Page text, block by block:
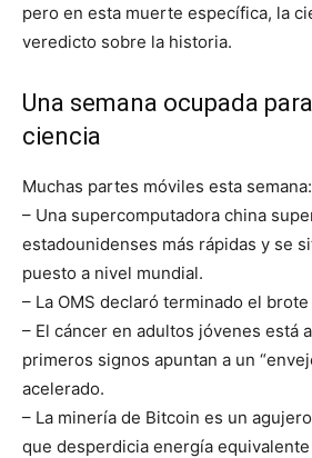
pero en esta muerte específica, la
veredicto sobre la historia.
Una semana ocupada
ciencia
Muchas partes móviles esta semana:
– Una supercomputadora china
estadounidenses más rápidas y se
puesto a nivel mundial.
– La OMS declaró terminado el
– El cáncer en adultos jóvenes está
primeros signos apuntan a un
acelerado.
– La minería de Bitcoin es un
que desperdicia energía